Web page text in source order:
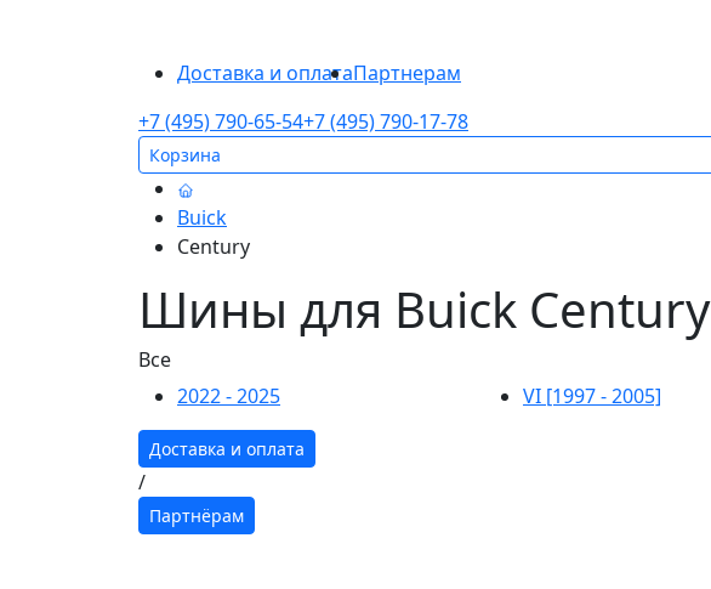
Доставка и оплатаПартнерам
+7 (495) 790-65-54+7 (495) 790-17-78
Корзина
Buick
Century
Шины для Buick Century
Все
2022 - 2025
VI [1997 - 2005]
Доставка и оплата
/
Партнёрам